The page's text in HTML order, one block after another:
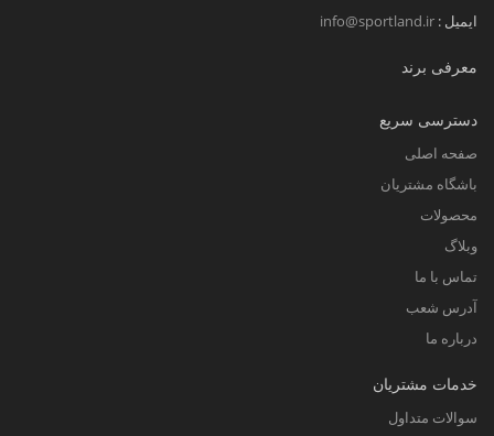
ایمیل : info@sportland.ir
معرفی برند
دسترسی سریع
صفحه اصلی
باشگاه مشتریان
محصولات
وبلاگ
تماس با ما
آدرس شعب
درباره ما
خدمات مشتریان
سوالات متداول